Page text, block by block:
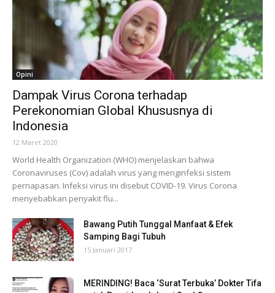
Opini
Dampak Virus Corona terhadap
Perekonomian Global Khususnya di
Indonesia
12 Maret 2020
World Health Organization (WHO) menjelaskan bahwa
Coronaviruses (Cov) adalah virus yang menginfeksi sistem
pernapasan. Infeksi virus ini disebut COVID-19. Virus Corona
menyebabkan penyakit flu...
Bawang Putih Tunggal Manfaat & Efek
Samping Bagi Tubuh
15 Januari 2017
MERINDING! Baca ‘Surat Terbuka’ Dokter Tifa